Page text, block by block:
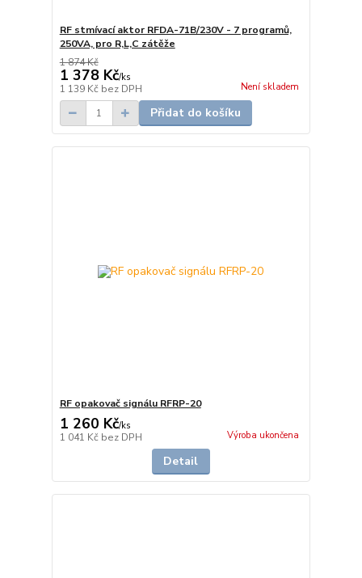
RF stmívací aktor RFDA-71B/230V - 7 programů,
250VA, pro R,L,C zátěže
1 874 Kč
1 378 Kč/ks
1 139 Kč bez DPH Není skladem
Přidat do košíku
RF opakovač signálu RFRP-20
1 260 Kč/ks
1 041 Kč bez DPH Výroba ukončena
Detail